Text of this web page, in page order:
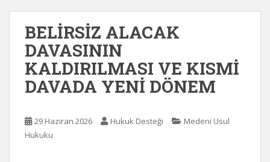
BELİRSİZ ALACAK
DAVASININ
KALDIRILMASI VE KISMİ
DAVADA YENİ DÖNEM
29 Haziran 2026 Hukuk Desteği
Medeni Usul
Hukuku